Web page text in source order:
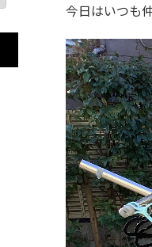
今日はいつも